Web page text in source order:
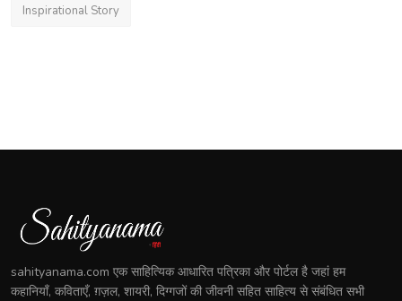
Inspirational Story
sahityanama.com एक साहित्यिक आधारित पत्रिका और पोर्टल है जहां हम
कहानियाँ, कविताएँ, ग़ज़ल, शायरी, दिग्गजों की जीवनी सहित साहित्य से संबंधित सभी